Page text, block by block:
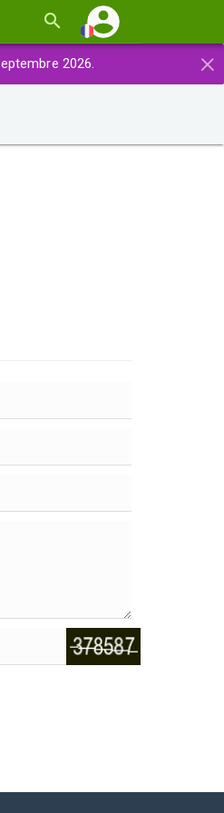
×
2026.